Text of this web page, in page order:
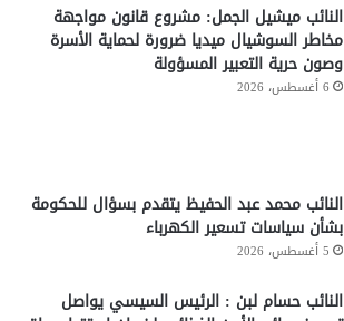
النائب ميشيل الجمل: مشروع قانون مواجهة
مخاطر السوشيال ميديا ضرورة لحماية الأسرة
وصون حرية التعبير المسؤولة
6 أغسطس، 2026
النائب محمد عبد الحفيظ يتقدم بسؤال للحكومة
بشأن سياسات تسعير الكهرباء
5 أغسطس، 2026
النائب حسام لبن : الرئيس السيسي يواصل